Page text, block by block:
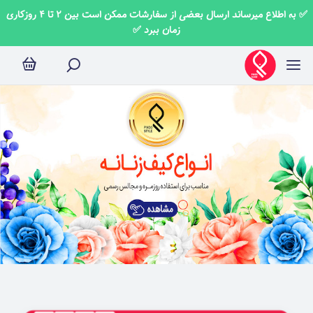
✅ به اطلاع میرساند ارسال بعضی از سفارشات ممکن است بین 2 تا 4 روزکاری
زمان ببرد ✅